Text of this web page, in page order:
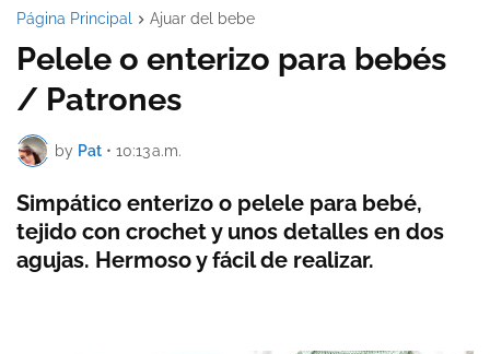
Página Principal Ajuar del bebe
Pelele o enterizo para bebés
/ Patrones
by Pat • 10:13 a.m.
Simpático enterizo o pelele para bebé,
tejido con crochet y unos detalles en dos
agujas. Hermoso y fácil de realizar.